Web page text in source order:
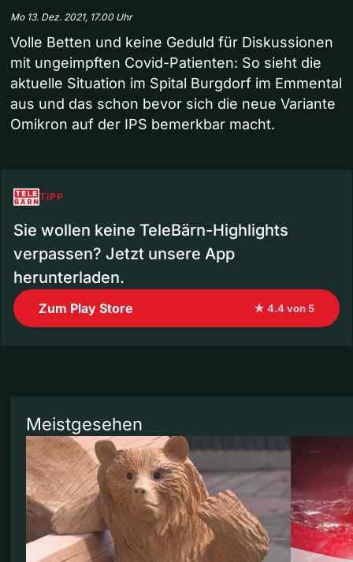
Mo 13. Dez. 2021, 17.00 Uhr
Volle Betten und keine Geduld für Diskussionen
mit ungeimpften Covid-Patienten: So sieht die
aktuelle Situation im Spital Burgdorf im Emmental
aus und das schon bevor sich die neue Variante
Omikron auf der IPS bemerkbar macht.
TIPP
Sie wollen keine TeleBärn-Highlights
verpassen? Jetzt unsere App
herunterladen.
Zum Play Store ★ 4.4 von 5
Meistgesehen